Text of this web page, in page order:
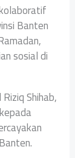
Banten
sosial di
Shihab,